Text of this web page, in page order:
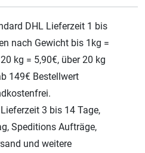
DHL Lieferzeit 1 bis
nach Gewicht bis 1kg =
kg = 5,90€, über 20 kg
149€ Bestellwert
3 bis 14 Tage,
Speditions Aufträge,
und weitere